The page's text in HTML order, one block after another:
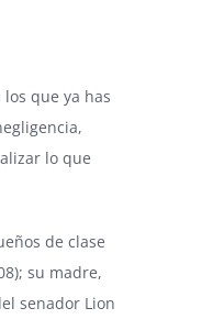
que ya has
lo que
de clase
su madre,
senador Lion